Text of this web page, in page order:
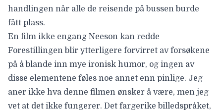
handlingen når alle de reisende på bussen burde
fått plass.
En film ikke engang Neeson kan redde
Forestillingen blir ytterligere forvirret av forsøkene
på å blande inn mye ironisk humor, og ingen av
disse elementene føles noe annet enn pinlige. Jeg
aner ikke hva denne filmen ønsker å være, men jeg
vet at det ikke fungerer. Det fargerike billedspråket,